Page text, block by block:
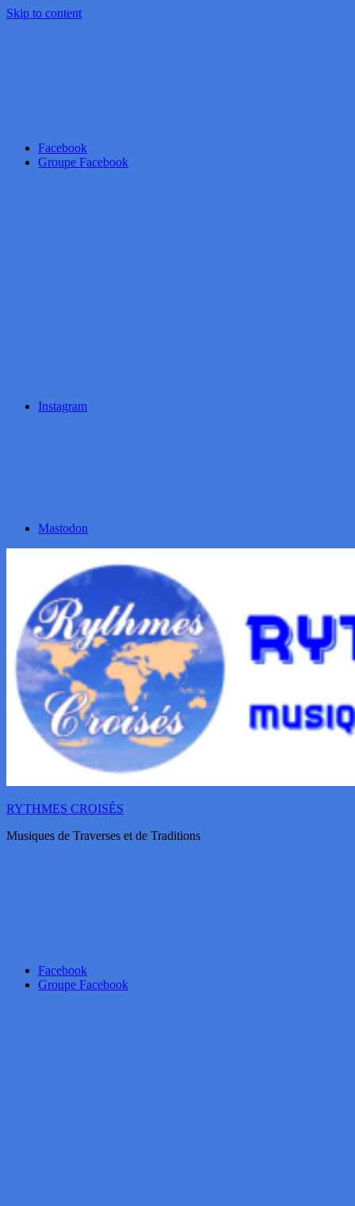
Skip to content
Facebook
Groupe Facebook
Instagram
Mastodon
RYTHMES CROISÉS
Musiques de Traverses et de Traditions
Facebook
Groupe Facebook